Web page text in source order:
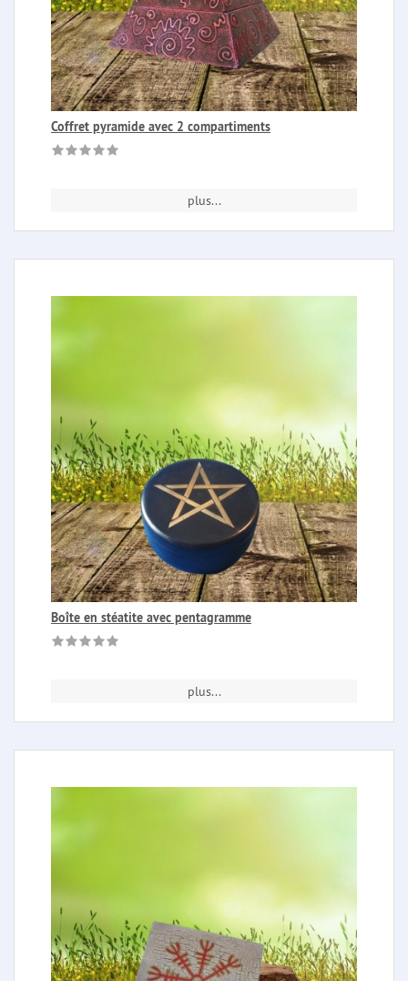
Coffret pyramide avec 2 compartiments
plus...
Boîte en stéatite avec pentagramme
plus...